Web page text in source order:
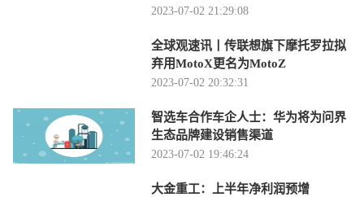
2023-07-02 21:29:08
全球观速讯丨传联想旗下摩托罗拉拟
弃用MotoX更名为MotoZ
2023-07-02 20:32:31
智选车合作车企人士：华为将为问界
生态品牌建设销售渠道
2023-07-02 19:46:24
大金重工：上半年净利润预增